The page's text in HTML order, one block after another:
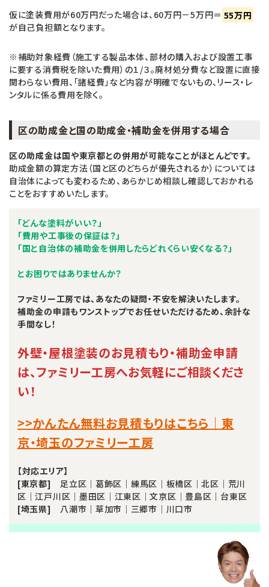
仮に塗装費用が60万円だった場合は、60万円－5万円＝ 55万円
が自己負担額となります。
※補助対象経費（施工する製品本体、部材の購入および設置工事
に要する消費税を除いた費用）の１/３。廃材処分費など設置に直接
関わらない費用、「諸経費」など内容が明確でないもの、リース・レ
ンタルに係る費用を除く。
区の助成金と国の助成金・補助金を併用する場合
区の助成金は国や東京都との併用が可能なことがほとんどです。
助成金額の算定方法（国と区のどちらが優先されるか）については
自治体によっても変わるため、あらかじめ相談し確認しておかれる
ことをおすすめいたします。
「どんな塗料がいい？」
「費用や工事後の保証は？」
「国と自治体の補助金を併用したらどれくらい安くなる？」
とお困りではありませんか？
ファミリー工房では、あなたの疑問・不安を解決いたします。
補助金の申請もワンストップでお任せいただけるため、余計な
手間なし！
外壁・屋根塗装のお見積もり・補助金申請
は、ファミリー工房へお気軽にご相談くださ
い！
>>かんたん無料お見積もりはこちら｜東
京・埼玉のファミリー工房
【対応エリア】
[東京都] 足立区｜葛飾区｜練馬区｜板橋区｜北区｜荒川
区｜江戸川区｜墨田区｜江東区｜文京区｜豊島区｜台東区
[埼玉県]
八潮市｜草加市｜三郷市｜川口市